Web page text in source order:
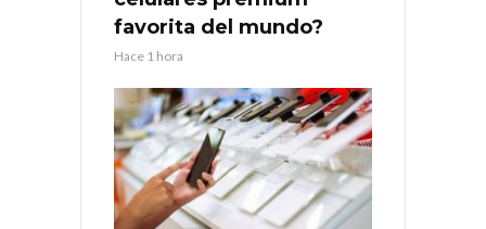
favorita del mundo?
Hace 1 hora